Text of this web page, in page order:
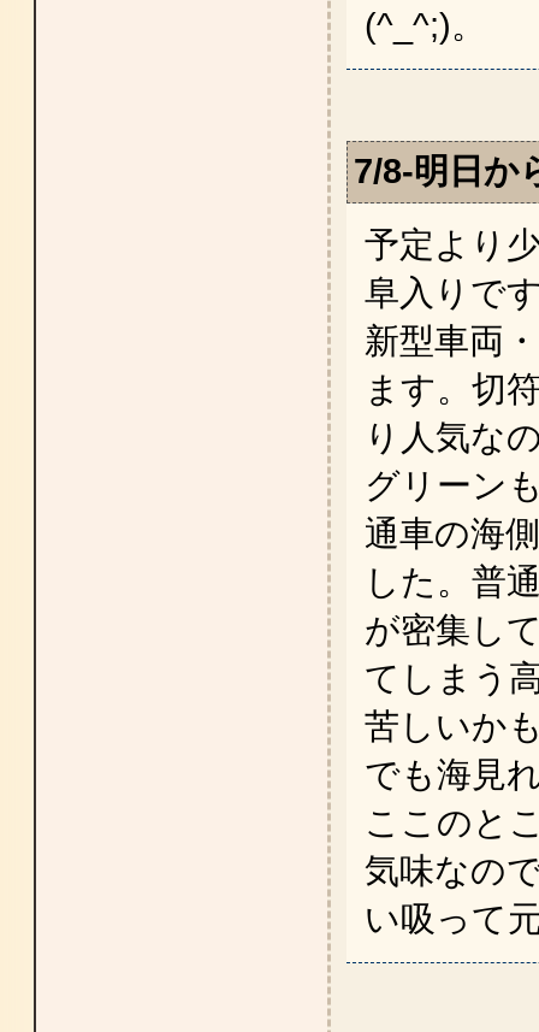
(^_^;)。
7/8-明日か
予定より
阜入りで
新型車両
ます。切
り人気な
グリーン
通車の海
した。普
が密集し
てしまう
苦しいか
でも海見
ここのと
気味なの
い吸って